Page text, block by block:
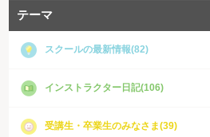
テーマ
スクールの最新情報(82)
インストラクター日記(106)
受講生・卒業生のみなさま(39)